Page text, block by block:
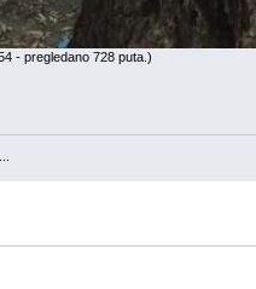
- pregledano 728 puta.)